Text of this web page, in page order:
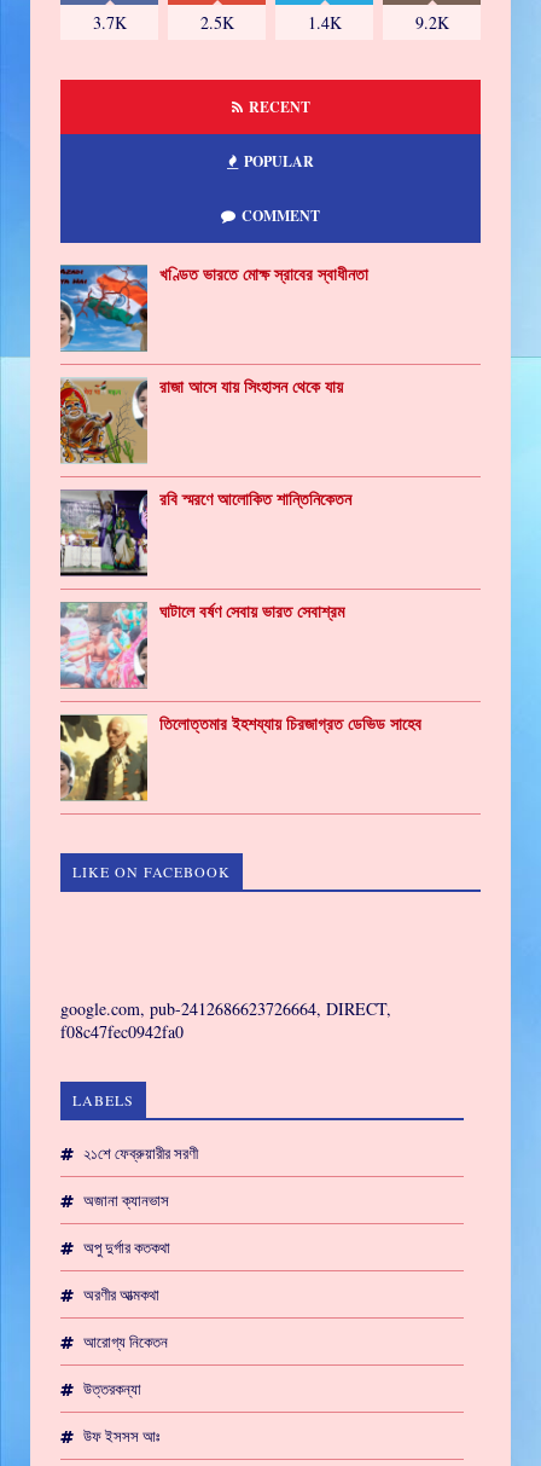
3.7K 2.5K 1.4K 9.2K
RECENT
POPULAR
COMMENT
খণ্ডিত ভারতে মোক্ষ স্রাবের স্বাধীনতা
রাজা আসে যায় সিংহাসন থেকে যায়
রবি স্মরণে আলোকিত শান্তিনিকেতন
ঘাটালে বর্ষণ সেবায় ভারত সেবাশ্রম
তিলোত্তমার ইহশয্যায় চিরজাগ্রত ডেভিড সাহেব
LIKE ON FACEBOOK
google.com, pub-2412686623726664, DIRECT,
f08c47fec0942fa0
LABELS
২১শে ফেব্রুয়ারীর সরণী
অজানা ক্যানভাস
অপু দুর্গার কতকথা
অরণীর আত্মকথা
আরোগ্য নিকেতন
উত্তরকন্যা
উফ ইসসস আঃ